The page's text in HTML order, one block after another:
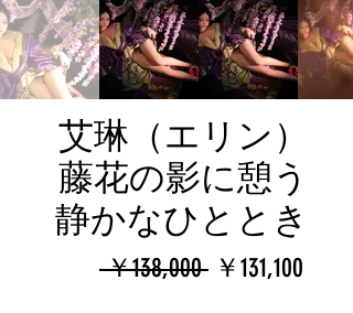
艾琳（エリン）
藤花の影に憩う
静かなひととき
￥138,000 通￥131,100